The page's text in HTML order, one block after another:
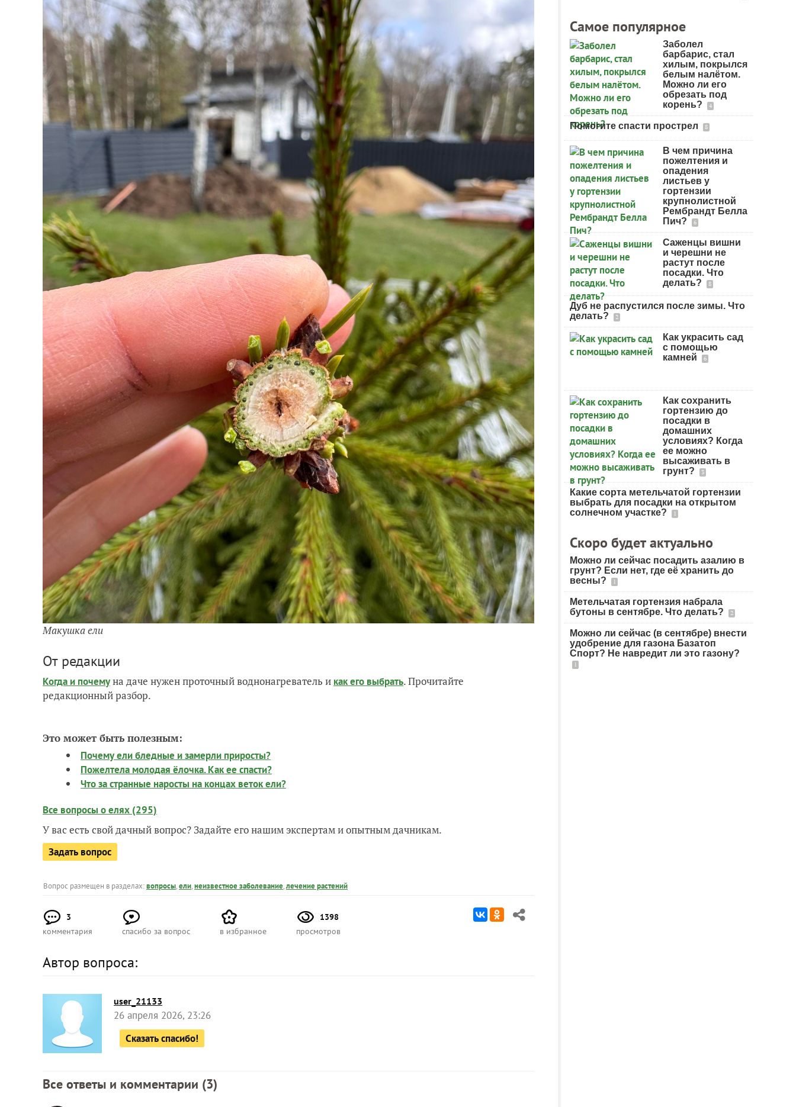
Макушка ели
От редакции
Когда и почемуна даче нужен проточный воднонагреватель и как его выбрать. Прочитайте
редакционный разбор.
Это может быть полезным:
Почему ели бледные и замерли приросты?
Пожелтела молодая ёлочка. Как ее спасти?
Что за странные наросты на концах веток ели?
Все вопросы о елях (295)
У вас есть свой дачный вопрос? Задайте его нашим экспертам и опытным дачникам.
Задать вопрос
Вопрос размещен в разделах:вопросы,ели,неизвестное заболевание,лечение растений
3
комментария
спасибо за вопрос в избранное
1398
просмотров
Автор вопроса:
user_21133
26 апреля 2026, 23:26
Сказать спасибо!
Все ответы и комментарии (3)
Самое популярное
Заболел
барбарис, стал
хилым, покрылся
белым налётом.
Можно ли его
обрезать под
корень?
4
Помогите спасти прострел 8
В чем причина
пожелтения и
опадения
листьев у
гортензии
крупнолистной
Рембрандт Белла
Пич?
6
Саженцы вишни
и черешни не
растут после
посадки. Что
делать?
8
Дуб не распустился после зимы. Что
делать?
2
Как украсить сад
с помощью
камней
6
Как сохранить
гортензию до
посадки в
домашних
условиях? Когда
ее можно
высаживать в
грунт?
3
Какие сорта метельчатой гортензии
выбрать для посадки на открытом
солнечном участке?
1
Скоро будет актуально
Можно ли сейчас посадить азалию в
грунт? Если нет, где её хранить до
весны?
1
Метельчатая гортензия набрала
бутоны в сентябре. Что делать?
2
Можно ли сейчас (в сентябре) внести
удобрение для газона Базатоп
Спорт? Не навредит ли это газону?
1